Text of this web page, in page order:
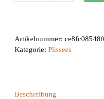
Artikelnummer:
Kategorie: Plissees
Beschreibung